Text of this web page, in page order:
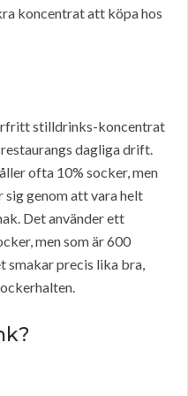
koncentrat att köpa hos
stilldrinks-koncentrat
dagliga drift.
ofta 10% socker, men
genom att vara helt
Det använder ett
men som är 600
smakar precis lika bra,